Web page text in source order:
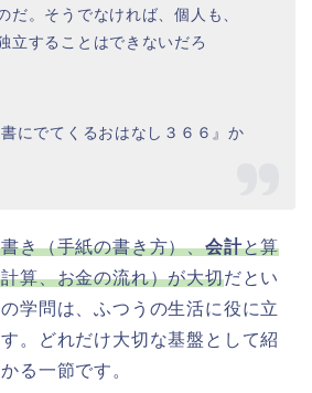
だ。そうでなければ、個人も、
立することはできないだろ
書にでてくるおはなし３６６』か
き（手紙の書き方）、会計と算
算、お金の流れ）が大切だとい
学問は、ふつうの生活に役に立
。どれだけ大切な基盤として紹
る一節です。